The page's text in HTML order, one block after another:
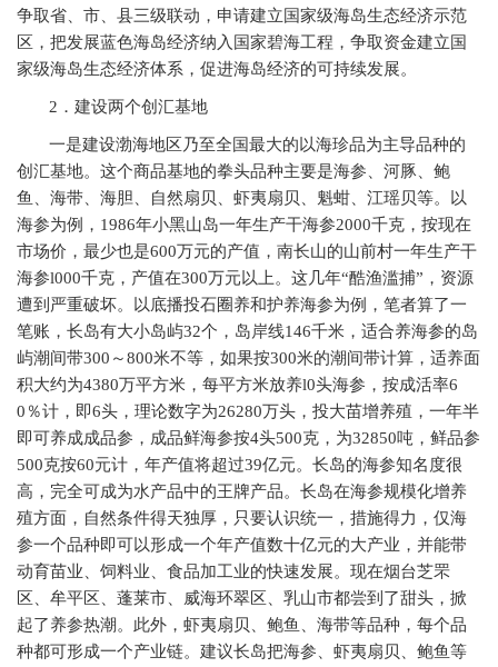
争取省、市、县三级联动，申请建立国家级海岛生态经济示范
区，把发展蓝色海岛经济纳入国家碧海工程，争取资金建立国
家级海岛生态经济体系，促进海岛经济的可持续发展。
2 ．建设两个创汇基地
一是建设渤海地区乃至全国最大的以海珍品为主导品种的
创汇基地。这个商品基地的拳头品种主要是海参、河豚、鲍
鱼、海带、海胆、自然扇贝、虾夷扇贝、魁蚶、江瑶贝等。以
海参为例，1986年小黑山岛一年生产干海参2000千克，按现在
市场价，最少也是600万元的产值，南长山的山前村一年生产干
海参l000千克，产值在300万元以上。这几年“酷渔滥捕”，资源
遭到严重破坏。以底播投石圈养和护养海参为例，笔者算了一
笔账，长岛有大小岛屿32个，岛岸线146千米，适合养海参的岛
屿潮间带300～800米不等，如果按300米的潮间带计算，适养面
积大约为4380万平方米，每平方米放养l0头海参，按成活率6
0％计，即6头，理论数字为26280万头，投大苗增养殖，一年半
即可养成成品参，成品鲜海参按4头500克，为32850吨，鲜品参
500克按60元计，年产值将超过39亿元。长岛的海参知名度很
高，完全可成为水产品中的王牌产品。长岛在海参规模化增养
殖方面，自然条件得天独厚，只要认识统一，措施得力，仅海
参一个品种即可以形成一个年产值数十亿元的大产业，并能带
动育苗业、饲料业、食品加工业的快速发展。现在烟台芝罘
区、牟平区、蓬莱市、威海环翠区、乳山市都尝到了甜头，掀
起了养参热潮。此外，虾夷扇贝、鲍鱼、海带等品种，每个品
种都可形成一个产业链。建议长岛把海参、虾夷扇贝、鲍鱼等